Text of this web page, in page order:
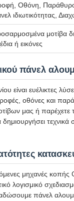
Οθόνη,
ιδιωτικότητας,
μοτίβα
ή εικόνες
πάνελ
είναι ευέλικτες
οθόνες και
μας ή παρέχετε
τεχνικά
μηχανές κοπής
λογισμικό
πάνελ